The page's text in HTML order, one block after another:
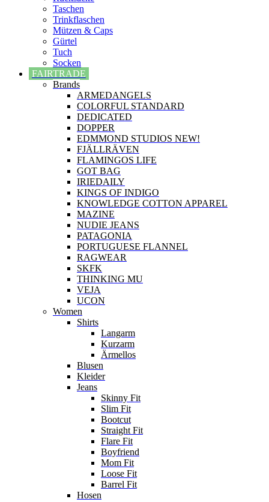
Taschen
Trinkflaschen
Mützen & Caps
Gürtel
Tuch
Socken
FAIRTRADE
Brands
ARMEDANGELS
COLORFUL STANDARD
DEDICATED
DOPPER
EDMMOND STUDIOS NEW!
FJÄLLRÄVEN
FLAMINGOS LIFE
GOT BAG
IRIEDAILY
KINGS OF INDIGO
KNOWLEDGE COTTON APPAREL
MAZINE
NUDIE JEANS
PATAGONIA
PORTUGUESE FLANNEL
RAGWEAR
SKFK
THINKING MU
VEJA
UCON
Women
Shirts
Langarm
Kurzarm
Ärmellos
Blusen
Kleider
Jeans
Skinny Fit
Slim Fit
Bootcut
Straight Fit
Flare Fit
Boyfriend
Mom Fit
Loose Fit
Barrel Fit
Hosen